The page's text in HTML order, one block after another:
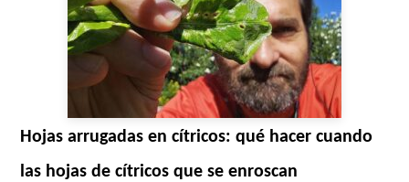
Hojas arrugadas en cítricos: qué hacer cuando
las hojas de cítricos que se enroscan